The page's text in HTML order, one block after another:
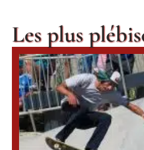
Les plus